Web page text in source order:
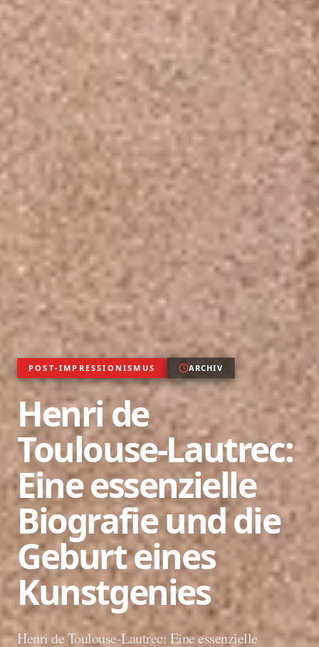
POST-IMPRESSIONISMUS ARCHIV
Henri de
Toulouse-Lautrec:
Eine essenzielle
Biografie und die
Geburt eines
Kunstgenies
Henri de Toulouse-Lautrec: Eine essenzielle